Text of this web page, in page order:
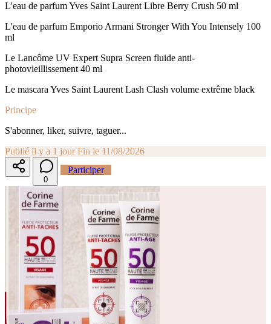
L'eau de parfum Yves Saint Laurent Libre Berry Crush 50 ml
L'eau de parfum Emporio Armani Stronger With You Intensely 100
ml
Le Lancôme UV Expert Supra Screen fluide anti-
photovieillissement 40 ml
Le mascara Yves Saint Laurent Lash Clash volume extrême black
Principe
S'abonner, liker, suivre, taguer...
Publié il y a 1 jour Fin le 11/08/2026
0
Participer